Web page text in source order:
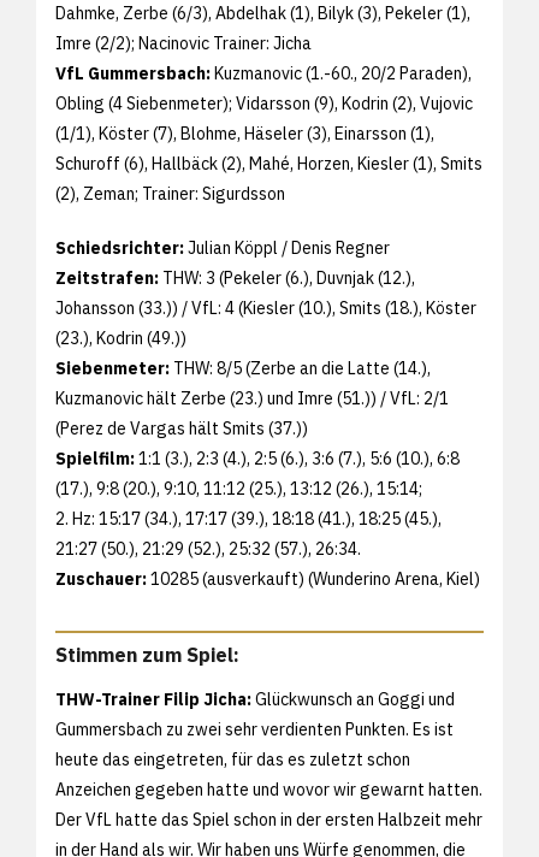
Dahmke, Zerbe (6/3), Abdelhak (1), Bilyk (3), Pekeler (1),
Imre (2/2); Nacinovic Trainer: Jicha
VfL Gummersbach:Kuzmanovic (1.-60., 20/2 Paraden),
Obling (4 Siebenmeter); Vidarsson (9), Kodrin (2), Vujovic
(1/1), Köster (7), Blohme, Häseler (3), Einarsson (1),
Schuroff (6), Hallbäck (2), Mahé, Horzen, Kiesler (1), Smits
(2), Zeman; Trainer: Sigurdsson
Schiedsrichter:Julian Köppl / Denis Regner
Zeitstrafen: THW: 3 (Pekeler (6.), Duvnjak (12.),
Johansson (33.)) / VfL: 4 (Kiesler (10.), Smits (18.), Köster
(23.), Kodrin (49.))
Siebenmeter: THW: 8/5 (Zerbe an die Latte (14.),
Kuzmanovic hält Zerbe (23.) und Imre (51.)) / VfL: 2/1
(Perez de Vargas hält Smits (37.))
Spielfilm:1:1 (3.), 2:3 (4.), 2:5 (6.), 3:6 (7.), 5:6 (10.), 6:8
(17.), 9:8 (20.), 9:10, 11:12 (25.), 13:12 (26.), 15:14;
2. Hz: 15:17 (34.), 17:17 (39.), 18:18 (41.), 18:25 (45.),
21:27 (50.), 21:29 (52.), 25:32 (57.), 26:34.
Zuschauer:10285 (ausverkauft) (Wunderino Arena, Kiel)
Stimmen zum Spiel:
THW-Trainer Filip Jicha:Glückwunsch an Goggi und
Gummersbach zu zwei sehr verdienten Punkten. Es ist
heute das eingetreten, für das es zuletzt schon
Anzeichen gegeben hatte und wovor wir gewarnt hatten.
Der VfL hatte das Spiel schon in der ersten Halbzeit mehr
in der Hand als wir. Wir haben uns Würfe genommen, die